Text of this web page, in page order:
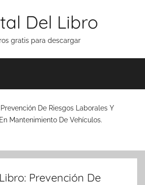
Del Libro
gratis para descargar
Prevención De Riesgos Laborales Y
Mantenimiento De Vehículos.
Prevención De